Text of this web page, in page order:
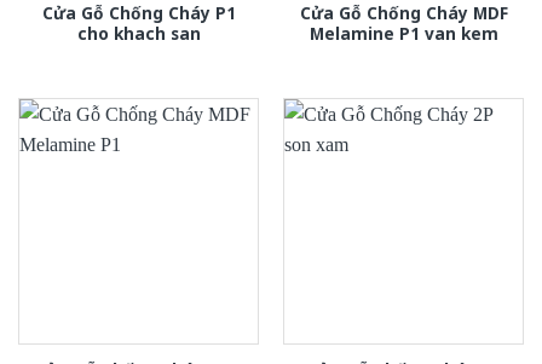
Cửa Gỗ Chống Cháy P1
cho khach san
Cửa Gỗ Chống Cháy MDF
Melamine P1 van kem